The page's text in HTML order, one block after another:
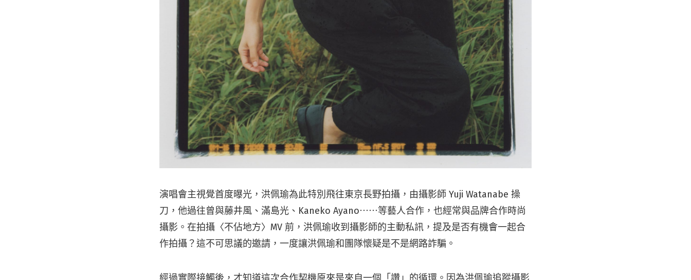
演唱會主視覺首度曝光，洪佩瑜為此特別飛往東京長野拍攝，由攝影師 Yuji Watanabe 操
刀，他過往曾與藤井風、滿島光、Kaneko Ayano⋯⋯等藝人合作，也經常與品牌合作時尚
攝影。在拍攝〈不佔地方〉MV 前，洪佩瑜收到攝影師的主動私訊，提及是否有機會一起合
作拍攝？這不可思議的邀請，一度讓洪佩瑜和團隊懷疑是不是網路詐騙。